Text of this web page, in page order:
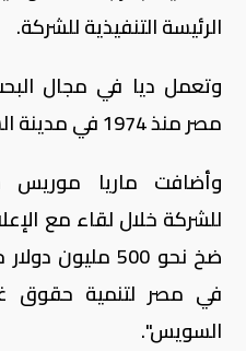
الرئيسة التنفيذية للشركة.
وتعمل ديا في مجال
مصر منذ 1974 في مدينة السويس شرقي القاهرة.
وأضافت ماريا موريس
للشركة خلال لقاء مع
ضخ نحو 500
في مصر لتنمية حقوق
السويس".